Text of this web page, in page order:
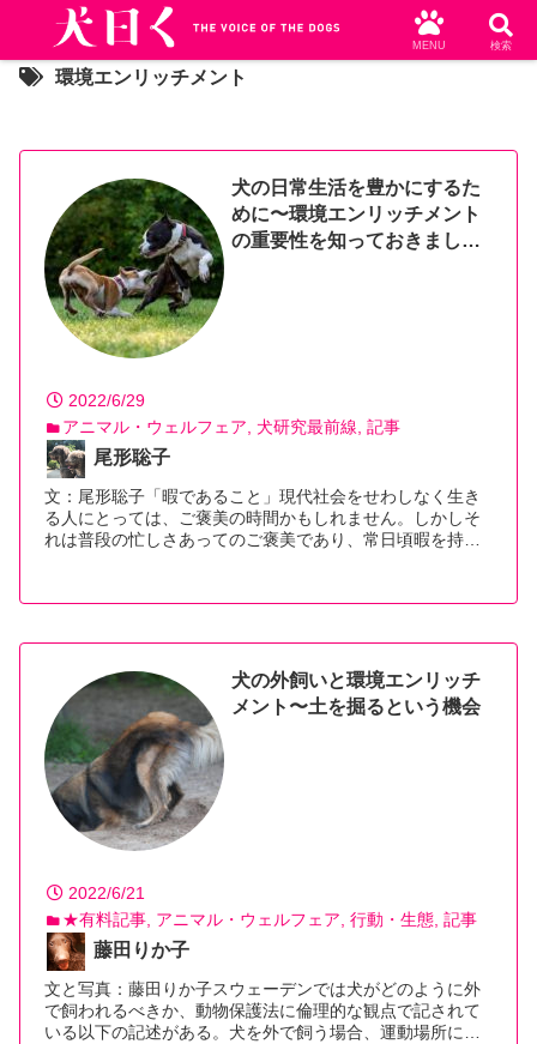
環境エンリッチメント
犬の日常生活を豊かにするた
めに〜環境エンリッチメント
の重要性を知っておきましょ
2022/6/29
アニマル・ウェルフェア 犬研究最前線 記事
尾形聡子
文：尾形聡子「暇であること」現代社会をせわしなく生き
る人にとっては、ご褒美の時間かもしれません。しかしそ
れは普段の忙しさあってのご褒美であり、常日頃暇を持…
犬の外飼いと環境エンリッチ
メント〜土を掘るという機会
2022/6/21
★有料記事 アニマル・ウェルフェア 行動・生態 記事
藤田りか子
文と写真：藤田りか子スウェーデンでは犬がどのように外
で飼われるべきか、動物保護法に倫理的な観点で記されて
いる以下の記述がある。犬を外で飼う場合、運動場所に…
MENU 検索